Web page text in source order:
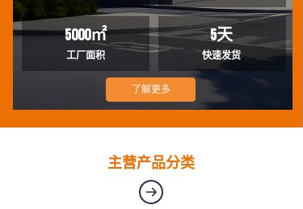
了解更多
快速发货
5000㎡
工厂面积
5天
主营产品分类